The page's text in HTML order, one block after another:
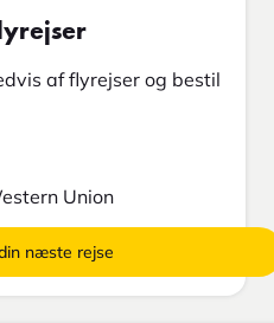
af flyrejser og bestil
Union
næste rejse